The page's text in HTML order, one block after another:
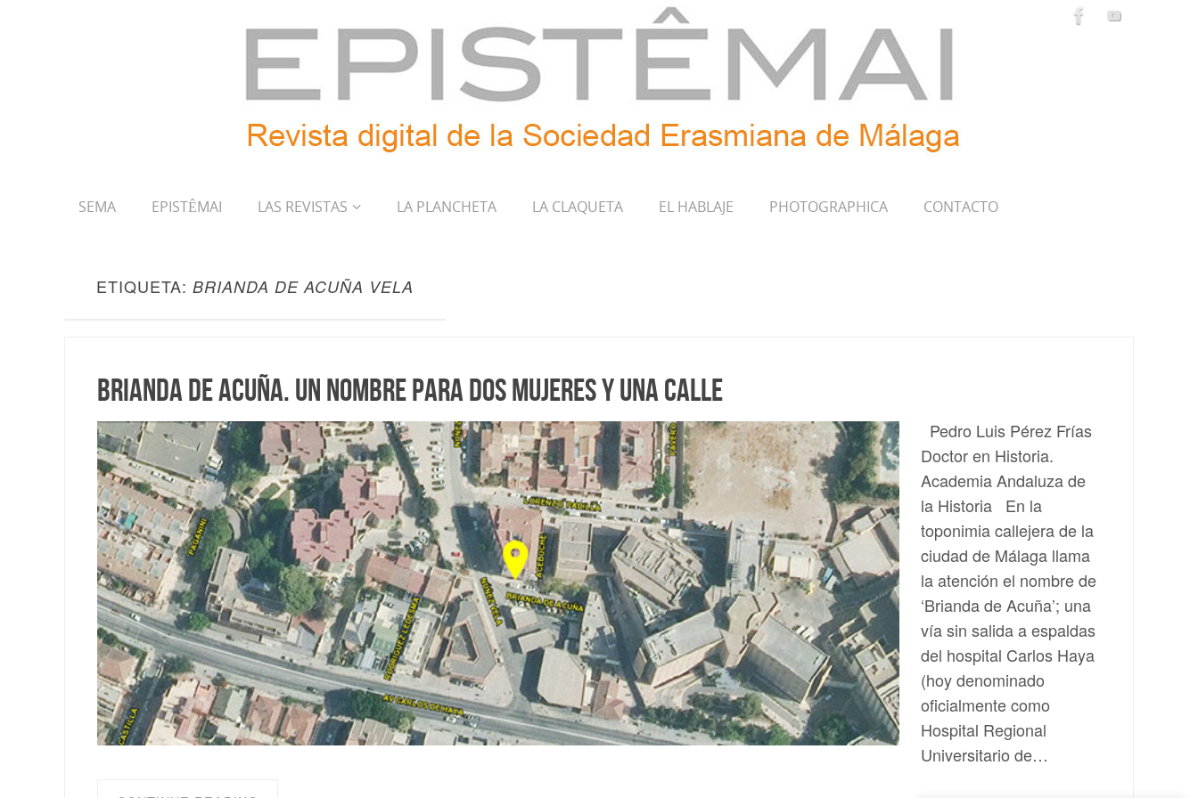
SEMA EPISTÊMAI LAS REVISTAS LA PLANCHETA LA CLAQUETA EL HABLAJE PHOTOGRAPHICA CONTACTO
ETIQUETA: BRIANDA DE ACUÑA VELA
Brianda de Acuña. Un nombre para dos mujeres y una calle
Pedro Luis Pérez Frías
Doctor en Historia.
Academia Andaluza de
la Historia En la
toponimia callejera de la
ciudad de Málaga llama
la atención el nombre de
‘Brianda de Acuña’; una
vía sin salida a espaldas
del hospital Carlos Haya
(hoy denominado
oficialmente como
Hospital Regional
Universitario de…